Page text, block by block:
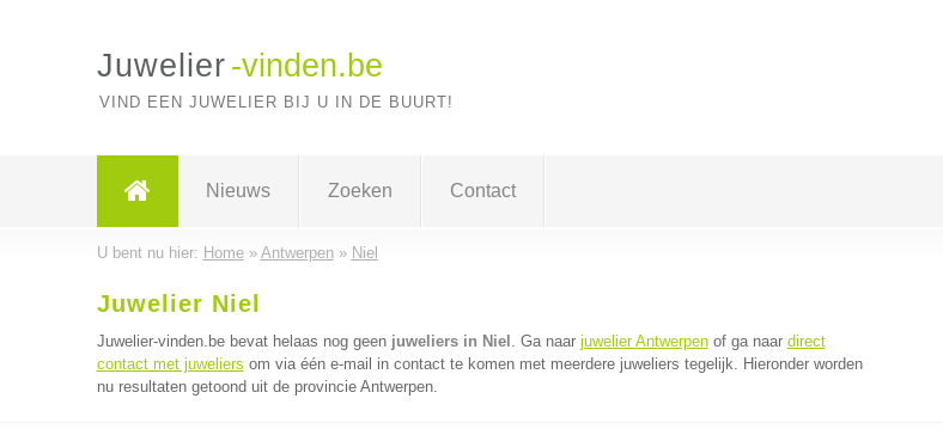
Juwelier -vinden.be
VIND EEN JUWELIER BIJ U IN DE BUURT!
Nieuws Zoeken Contact
U bent nu hier: Home» Antwerpen» Niel
Juwelier Niel
Juwelier-vinden.be bevat helaas nog geen juweliers in Niel . Ga naar juwelier Antwerpenof ga naar direct
contact met juweliers om via één e-mail in contact te komen met meerdere juweliers tegelijk. Hieronder worden
nu resultaten getoond uit de provincie Antwerpen.